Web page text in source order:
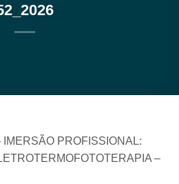
PROFISSIONAL:
–